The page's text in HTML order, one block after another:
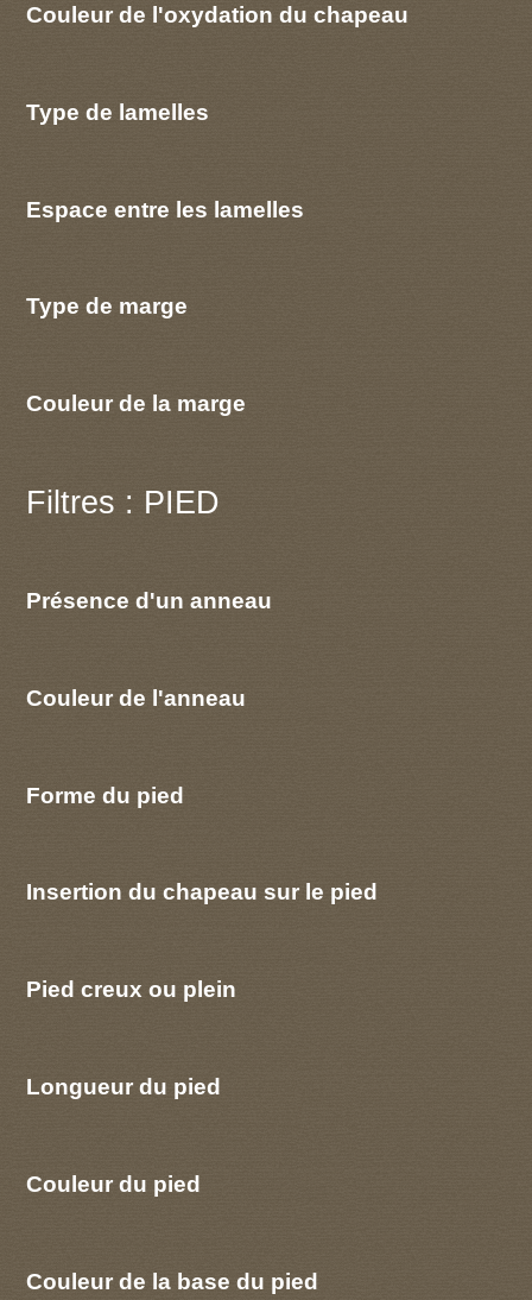
Couleur de l'oxydation du chapeau
Type de lamelles
Espace entre les lamelles
Type de marge
Couleur de la marge
Filtres : PIED
Présence d'un anneau
Couleur de l'anneau
Forme du pied
Insertion du chapeau sur le pied
Pied creux ou plein
Longueur du pied
Couleur du pied
Couleur de la base du pied